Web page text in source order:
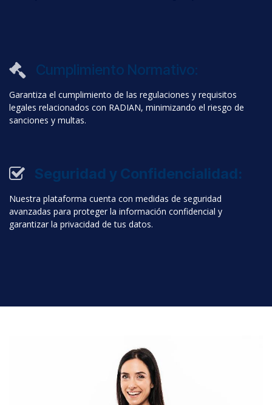
Cumplimiento Normativo:
Garantiza el cumplimiento de las regulaciones y requisitos
legales relacionados con RADIAN, minimizando el riesgo de
sanciones y multas.
Seguridad y Confidencialidad:
Nuestra plataforma cuenta con medidas de seguridad
avanzadas para proteger la información confidencial y
garantizar la privacidad de tus datos.